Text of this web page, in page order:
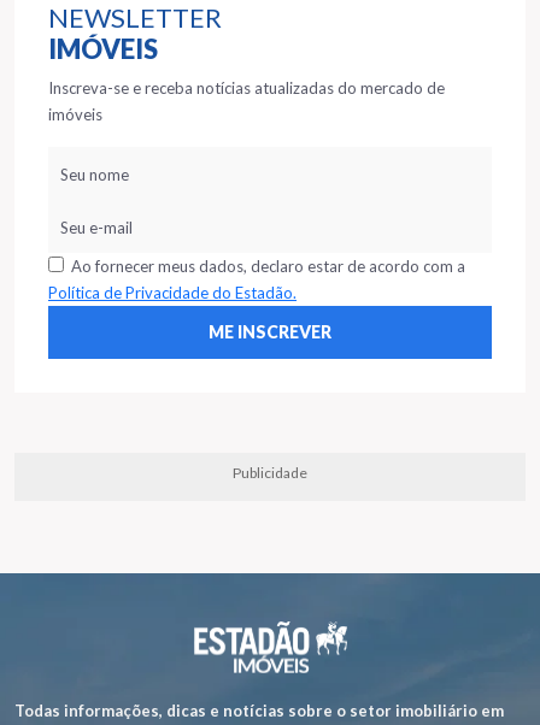
NEWSLETTER
IMÓVEIS
Inscreva-se e receba notícias atualizadas do mercado de
imóveis
Ao fornecer meus dados, declaro estar de acordo com a
Política de Privacidade do Estadão.
Publicidade
Todas informações, dicas e notícias sobre o setor imobiliário em